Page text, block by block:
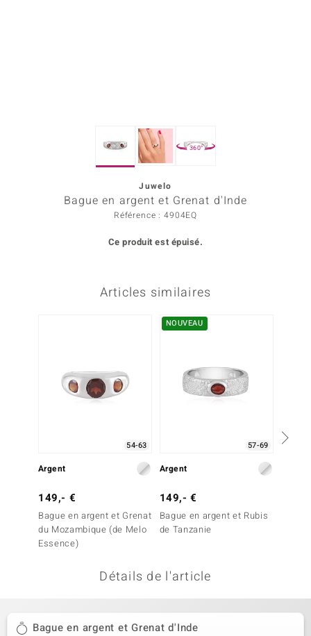
360°
Juwelo
Bague en argent et Grenat d'Inde
Référence : 4904EQ
Ce produit est épuisé.
Articles similaires
54-63
Argent
149,- €
Bague en argent et Grenat
du Mozambique (de Melo
Essence)
NOUVEAU
57-69
Argent
149,- €
Bague en argent et Rubis
de Tanzanie
Détails de l'article
Bague en argent et Grenat d'Inde